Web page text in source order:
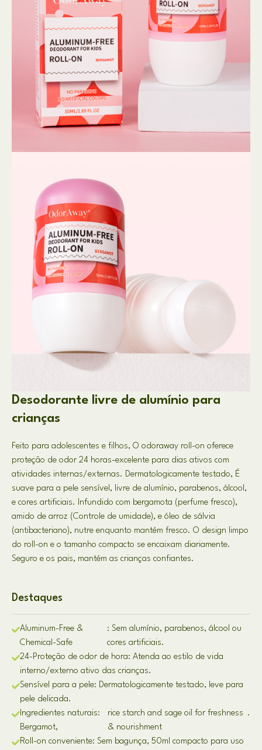
Desodorante livre de alumínio para
crianças
Feito para adolescentes e filhos, O odoraway roll-on oferece
proteção de odor 24 horas-excelente para dias ativos com
atividades internas/externas. Dermatologicamente testado, É
suave para a pele sensível, livre de alumínio, parabenos, álcool,
e cores artificiais. Infundido com bergamota (perfume fresco),
amido de arroz (Controle de umidade), e óleo de sálvia
(antibacteriano), nutre enquanto mantém fresco. O design limpo
do roll-on e o tamanho compacto se encaixam diariamente.
Seguro e os pais, mantém as crianças confiantes.
Destaques
Aluminum-Free &
Chemical-Safe
: Sem alumínio, parabenos, álcool ou
cores artificiais.
24-Proteção de odor de hora: Atenda ao estilo de vida
interno/externo ativo das crianças.
Sensível para a pele: Dermatologicamente testado, leve para
pele delicada.
Ingredientes naturais:
Bergamot,
rice starch and sage oil for freshness
& nourishment
.
Roll-on conveniente: Sem bagunça, 50ml compacto para uso